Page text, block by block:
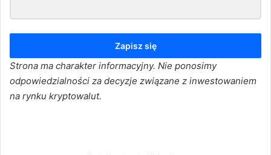
Zapisz się
Strona ma charakter informacyjny. Nie ponosimy
odpowiedzialności za decyzje związane z inwestowaniem
na rynku kryptowalut.